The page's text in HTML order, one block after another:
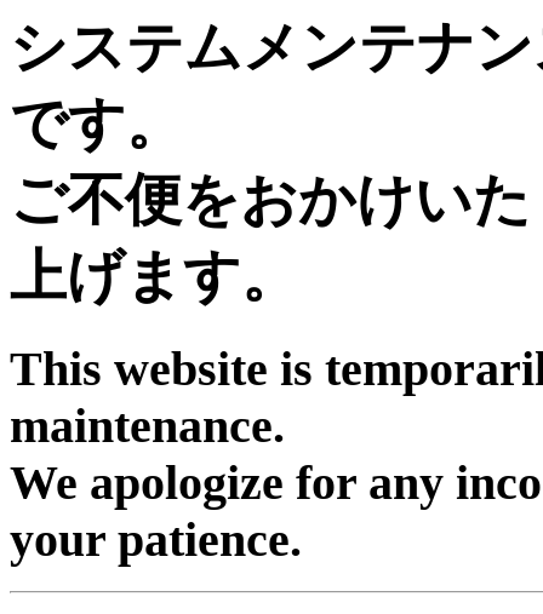
システムメンテナ
です。
ご不便をおかけい
上げます。
This website is
maintenance.
We apologize for any
your patience.